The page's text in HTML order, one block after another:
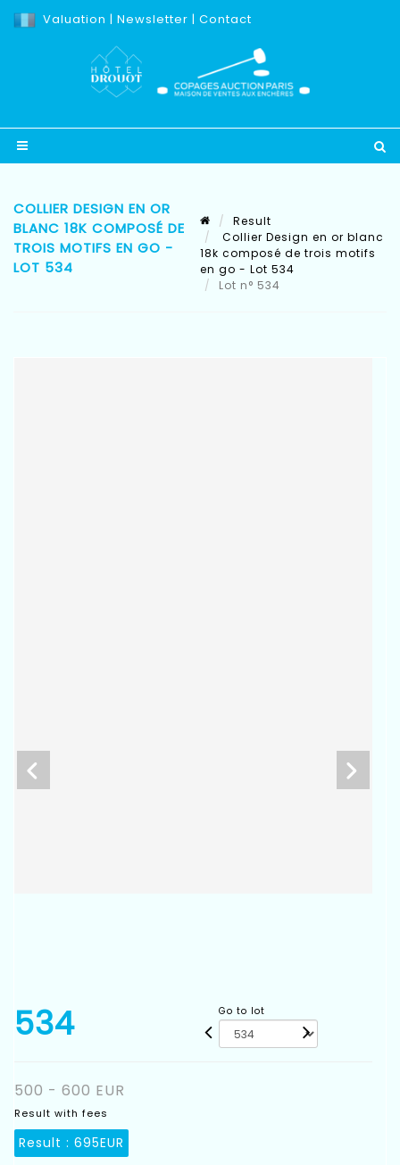
Valuation | Newsletter | Contact
COLLIER DESIGN EN OR
BLANC 18K COMPOSÉ DE
TROIS MOTIFS EN GO -
LOT 534
Result
Collier Design en or blanc
18k composé de trois motifs
en go - Lot 534
Lot n° 534
534 Go to lot
500 - 600 EUR
Result with fees
Result : 695EUR